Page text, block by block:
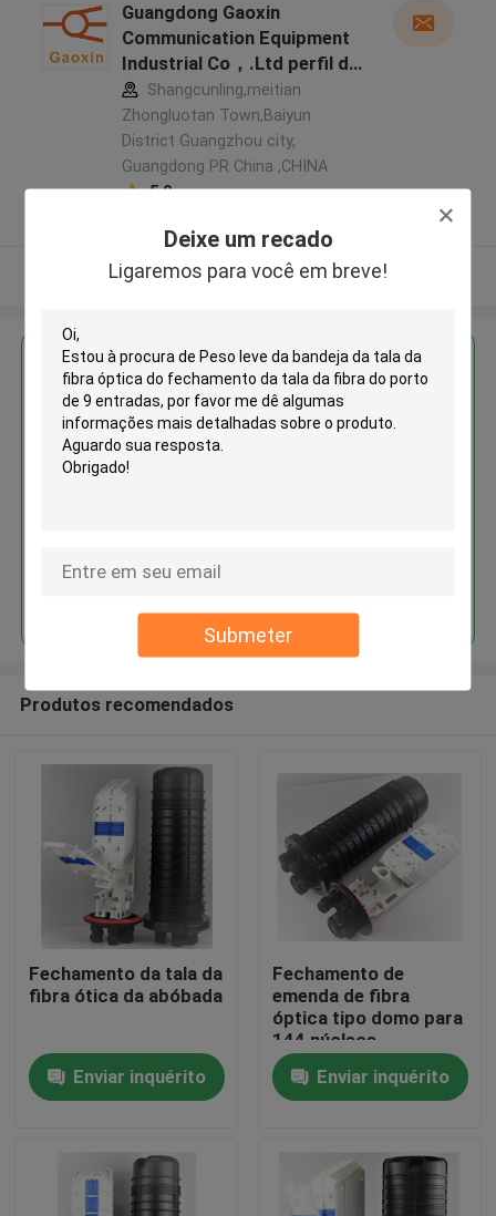
Deixe um recado
Ligaremos para você em breve!
Submeter
Casa
Sobre nós
Guangdong Gaoxin
Communication Equipment
Industrial Co，.Ltd perfil do
fabricante
Shangcunling,meitian
Zhongluotan Town,Baiyun
District Guangzhou city,
Guangdong PR China ,CHINA
5.0
Veja mais
Obter o melhor preço para
Peso leve da bandeja da tala da
fibra óptica do fechamento da
Produtos recomendados
Fechamento da tala da
fibra ótica da abóbada
Enviar inquérito
Fechamento de
emenda de fibra
óptica tipo domo para
144 núcleos
Enviar inquérito